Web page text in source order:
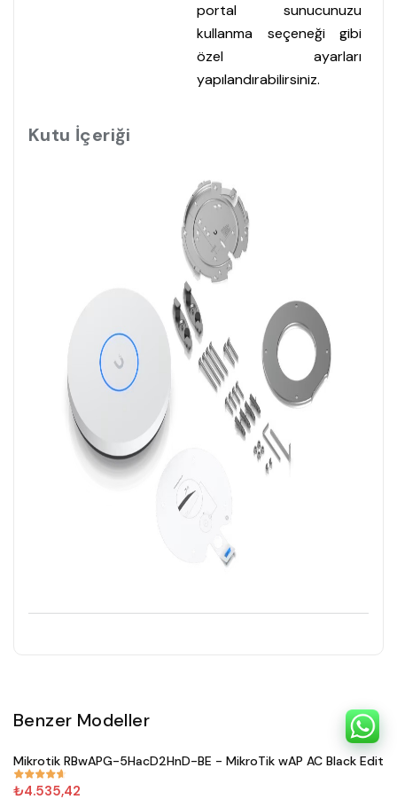
portal sunucunuzu
kullanma seçeneği gibi
özel ayarları
yapılandırabilirsiniz.
Kutu İçeriği
Benzer Modeller
#671
Mikrotik RBwAPG-5HacD2HnD-BE - MikroTik wAP AC Black
₺4.535,42